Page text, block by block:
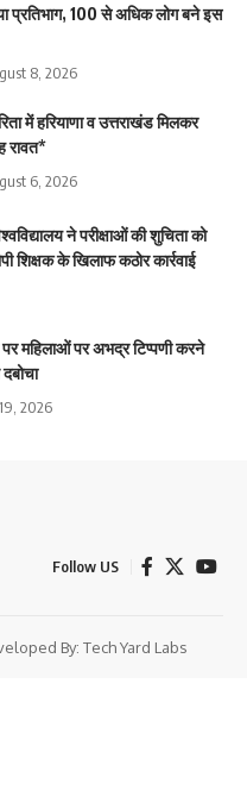
प्रतिभाग, 100 से अधिक लोग बने इस
8, 2026
में हरियाणा व उत्तराखंड मिलकर
रावत*
6, 2026
ने परीक्षाओं की शुचिता को
शिक्षक के खिलाफ कठोर कार्रवाई
महिलाओं पर अभद्र टिप्पणी करने
2026
Follow US
By: Tech Yard Labs